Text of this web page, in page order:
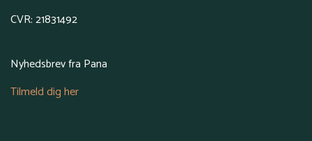
CVR: 21831492
Nyhedsbrev fra Pana
Tilmeld dig her